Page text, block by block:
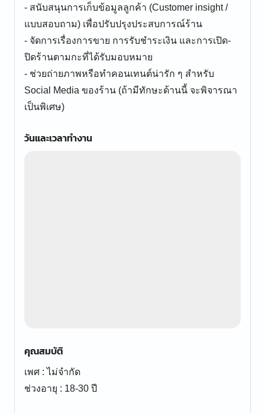
- สนับสนุนการเก็บข้อมูลลูกค้า (Customer insight /
แบบสอบถาม) เพื่อปรับปรุงประสบการณ์ร้าน
- จัดการเรื่องการขาย การรับชำระเงิน และการเปิด-
ปิดร้านตามกะที่ได้รับมอบหมาย
- ช่วยถ่ายภาพหรือทำคอนเทนต์น่ารัก ๆ สำหรับ
Social Media ของร้าน (ถ้ามีทักษะด้านนี้ จะพิจารณา
เป็นพิเศษ)
วันและเวลาทำงาน
คุณสมบัติ
เพศ : ไม่จำกัด
ช่วงอายุ : 18-30 ปี